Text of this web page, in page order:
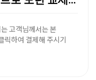
고객님께서는 본
릭하여 결제해 주시기